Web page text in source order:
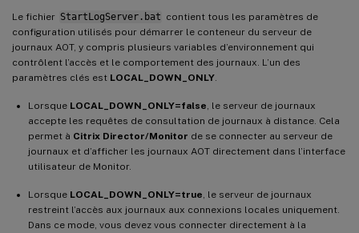
Le fichier StartLogServer.bat contient tous les paramètres de
configuration utilisés pour démarrer le conteneur du serveur de
journaux AOT, y compris plusieurs variables d’environnement qui
contrôlent l’accès et le comportement des journaux. L’un des
paramètres clés est LOCAL_DOWN_ONLY
Lorsque LOCAL_DOWN_ONLY=false , le serveur de journaux
accepte les requêtes de consultation de journaux à distance. Cela
permet à Citrix Director/Monitor de se connecter au serveur de
journaux et d’afficher les journaux AOT directement dans l’interface
utilisateur de Monitor.
Lorsque LOCAL_DOWN_ONLY=true , le serveur de journaux
restreint l’accès aux journaux aux connexions locales uniquement.
Dans ce mode, vous devez vous connecter directement à la